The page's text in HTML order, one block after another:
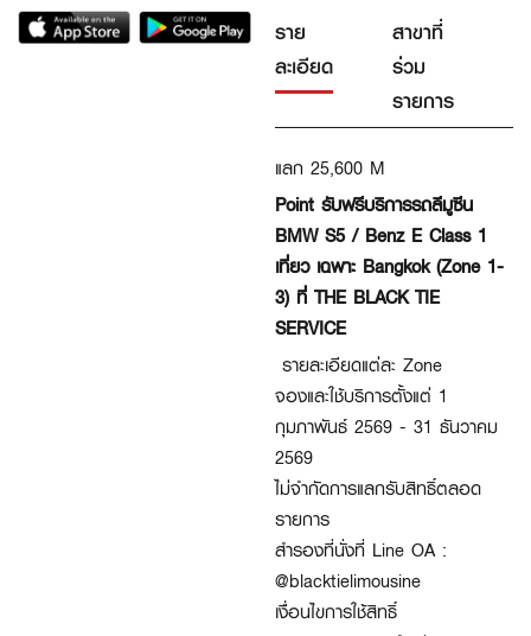
ราย
ละเอียด
สาขาที่
ร่วม
รายการ
แลก 25,600 M
Point รับฟรีบริการรถลีมูซีน
BMW S5 / Benz E Class 1
เที่ยว เฉพาะ Bangkok (Zone 1-
3) ที่ THE BLACK TIE
SERVICE
รายละเอียดแต่ละ Zone
จองและใช้บริการตั้งแต่ 1
กุมภาพันธ์ 2569 - 31 ธันวาคม
2569
ไม่จำกัดการแลกรับสิทธิ์ตลอด
รายการ
สำรองที่นั่งที่ Line OA :
@blacktielimousine
เงื่อนไขการใช้สิทธิ์